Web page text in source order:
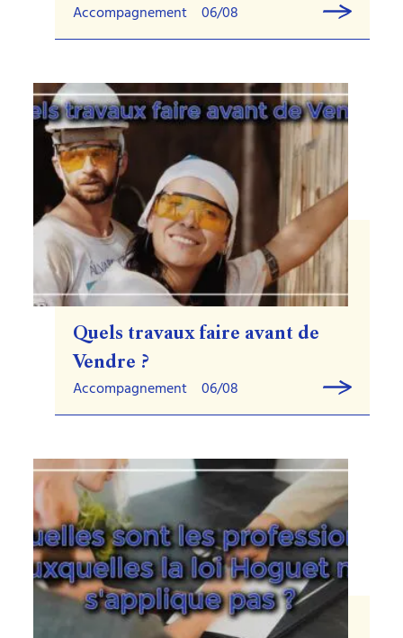
Accompagnement 06/08
Quels travaux faire avant de
Vendre ?
Accompagnement 06/08